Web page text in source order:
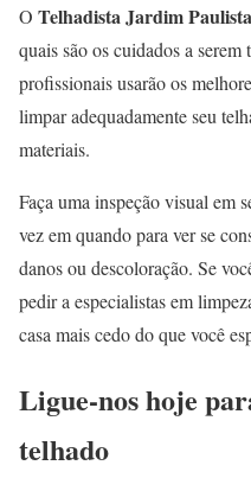
O Telhadista Jardim
quais são os cuidados a
profissionais usarão os
limpar adequadamente seu
materiais.
Faça uma inspeção visual em
vez em quando para ver se
danos ou descoloração. Se
pedir a especialistas em
casa mais cedo do que você
Ligue-nos hoje
telhado